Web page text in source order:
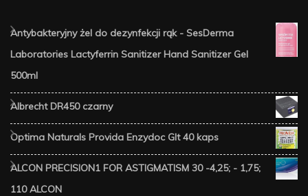
Antybakteryjny żel do dezynfekcji rąk - SesDerma
Laboratories Lactyferrin Sanitizer Hand Sanitizer Gel
500ml
Albrecht DR450 czarny
Optima Naturals Provida Enzydoc Glt 40 kaps
ALCON PRECISION1 FOR ASTIGMATISM 30 -4,25; - 1,75;
110 ALCON